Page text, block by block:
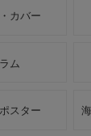
カバー
ム
スター